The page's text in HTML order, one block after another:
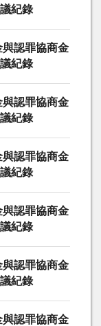
紀錄
認罪協商金
紀錄
認罪協商金
紀錄
認罪協商金
紀錄
認罪協商金
紀錄
認罪協商金
紀錄
認罪協商金